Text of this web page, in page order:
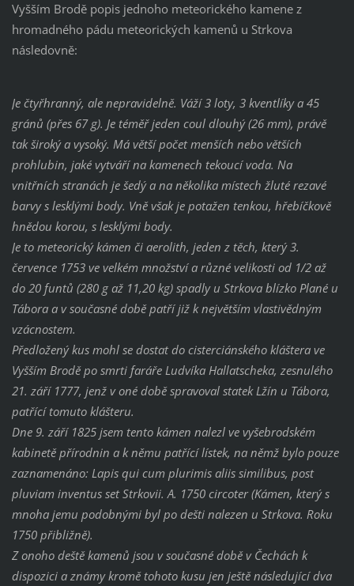
Vyšším Brodě popis jednoho meteorického kamene z
hromadného pádu meteorických kamenů u Strkova
následovně:
Je čtyřhranný, ale nepravidelně. Váží 3 loty, 3 kventlíky a 45
gránů (přes 67 g). Je téměř jeden coul dlouhý (26 mm), právě
tak široký a vysoký. Má větší počet menších nebo větších
prohlubin, jaké vytváří na kamenech tekoucí voda. Na
vnitřních stranách je šedý a na několika místech žluté rezavé
barvy s lesklými body. Vně však je potažen tenkou, hřebíčkově
hnědou korou, s lesklými body.
Je to meteorický kámen či aerolith, jeden z těch, který 3.
července 1753 ve velkém množství a různé velikosti od 1/2 až
do 20 funtů (280 g až 11,20 kg) spadly u Strkova blízko Plané u
Tábora a v současné době patří již k největším vlastivědným
vzácnostem.
Předložený kus mohl se dostat do cisterciánského kláštera ve
Vyšším Brodě po smrti faráře Ludvíka Hallatscheka, zesnulého
21. září 1777, jenž v oné době spravoval statek Lžín u Tábora,
patřící tomuto klášteru.
Dne 9. září 1825 jsem tento kámen nalezl ve vyšebrodském
kabinetě přírodnin a k němu patřící lístek, na němž bylo pouze
zaznamenáno: Lapis qui cum plurimis aliis similibus, post
pluviam inventus set Strkovii. A. 1750 circoter (Kámen, který s
mnoha jemu podobnými byl po dešti nalezen u Strkova. Roku
1750 přibližně).
Z onoho deště kamenů jsou v současné době v Čechách k
dispozici a známy kromě tohoto kusu jen ještě následující dva